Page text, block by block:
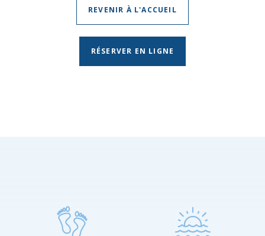
REVENIR À L'ACCUEIL
RÉSERVER EN LIGNE